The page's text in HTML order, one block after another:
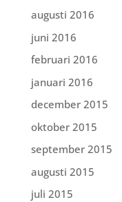
augusti 2016
juni 2016
februari 2016
januari 2016
december 2015
oktober 2015
september 2015
augusti 2015
juli 2015